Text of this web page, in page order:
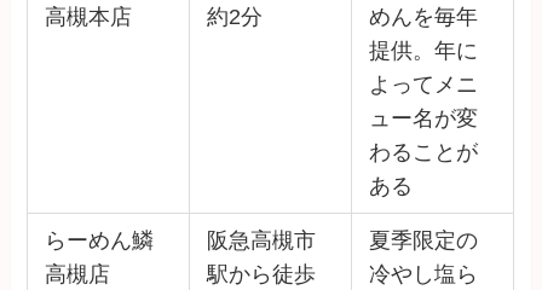
高槻本店
約2分
めんを毎年
提供。年に
よってメニ
ュー名が変
わることが
ある
らーめん鱗
高槻店
阪急高槻市
駅から徒歩
夏季限定の
冷やし塩ら